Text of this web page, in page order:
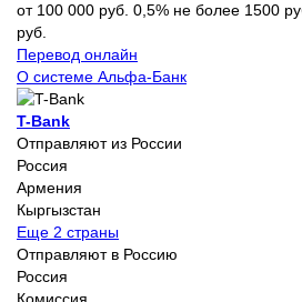
от 100 000 руб. 0,5% не более 1500
руб.
Перевод онлайн
О системе Альфа-Банк
T-Bank
Отправляют из России
Россия
Армения
Кыргызстан
Еще 2 страны
Отправляют в Россию
Россия
Комиссия